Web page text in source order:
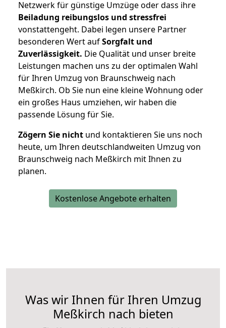
Netzwerk für günstige Umzüge oder dass ihre
Beiladung reibungslos und stressfrei
vonstattengeht. Dabei legen unsere Partner
besonderen Wert aufSorgfalt und
Zuverlässigkeit. Die Qualität und unser breite
Leistungen machen uns zu der optimalen Wahl
für Ihren Umzug von Braunschweig nach
Meßkirch. Ob Sie nun eine kleine Wohnung oder
ein großes Haus umziehen, wir haben die
passende Lösung für Sie.
Zögern Sie nicht und kontaktieren Sie uns noch
heute, um Ihren deutschlandweiten Umzug von
Braunschweig nach Meßkirch mit Ihnen zu
planen.
Kostenlose Angebote erhalten
Was wir Ihnen für Ihren Umzug
Meßkirch nach bieten